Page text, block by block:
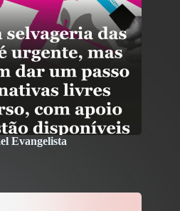
Evangelista